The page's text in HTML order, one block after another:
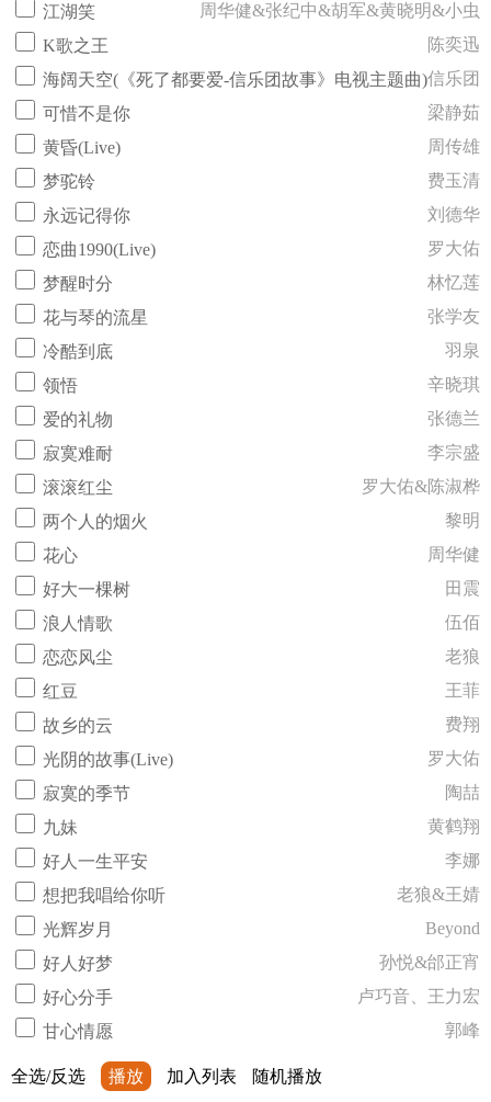
江湖笑
周华健&张纪中&胡军&黄晓明&小虫
K歌之王
陈奕迅
海阔天空(《死了都要爱-信乐团故事》电视主题曲)信乐团
可惜不是你
梁静茹
黄昏(Live)
周传雄
梦驼铃
费玉清
永远记得你
刘德华
恋曲1990(Live)
罗大佑
梦醒时分
林忆莲
花与琴的流星
张学友
冷酷到底
羽泉
领悟
辛晓琪
爱的礼物
张德兰
寂寞难耐
李宗盛
滚滚红尘
罗大佑&陈淑桦
两个人的烟火
黎明
花心
周华健
好大一棵树
田震
浪人情歌
伍佰
恋恋风尘
老狼
红豆
王菲
故乡的云
费翔
光阴的故事(Live)
罗大佑
寂寞的季节
陶喆
九妹
黄鹤翔
好人一生平安
李娜
想把我唱给你听
老狼&王婧
光辉岁月
Beyond
好人好梦
孙悦&邰正宵
好心分手
卢巧音、王力宏
甘心情愿
郭峰
全选/反选 播放 加入列表 随机播放